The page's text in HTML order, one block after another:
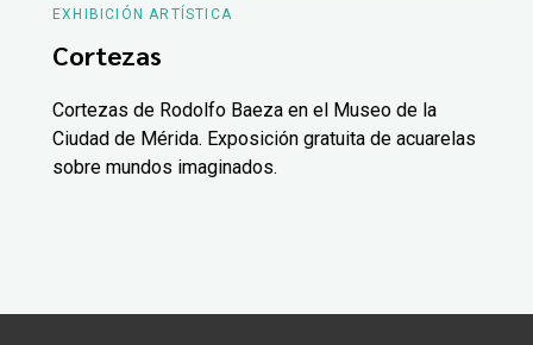
EXHIBICIÓN ARTÍSTICA
Cortezas
Cortezas de Rodolfo Baeza en el Museo de la
Ciudad de Mérida. Exposición gratuita de acuarelas
sobre mundos imaginados.